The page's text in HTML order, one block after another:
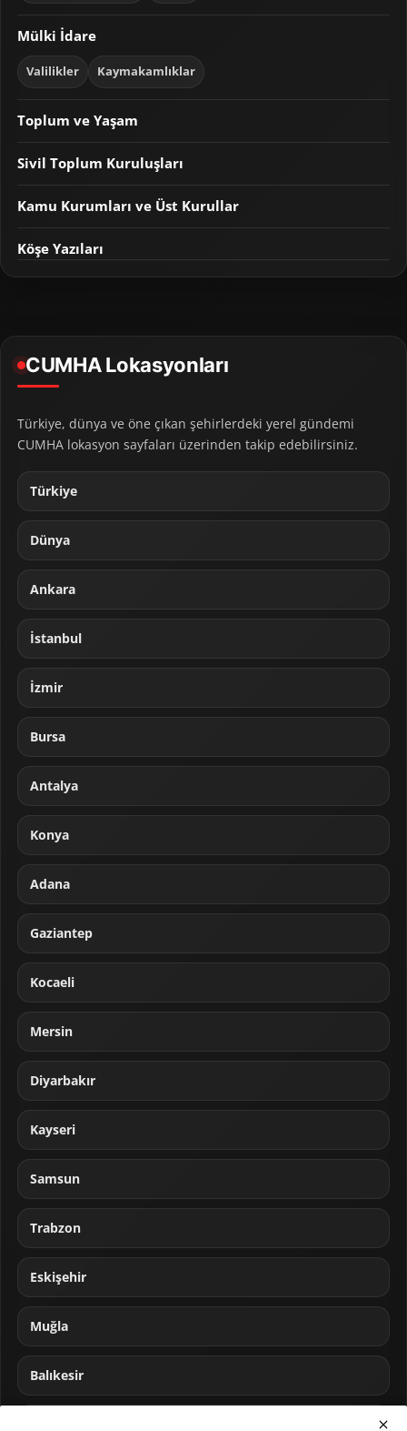
Mülki İdare
Valilikler Kaymakamlıklar
Toplum ve Yaşam
Sivil Toplum Kuruluşları
Kamu Kurumları ve Üst Kurullar
Köşe Yazıları
CUMHA Lokasyonları
Türkiye, dünya ve öne çıkan şehirlerdeki yerel gündemi
CUMHA lokasyon sayfaları üzerinden takip edebilirsiniz.
Türkiye
Dünya
Ankara
İstanbul
İzmir
Bursa
Antalya
Konya
Adana
Gaziantep
Kocaeli
Mersin
Diyarbakır
Kayseri
Samsun
Trabzon
Eskişehir
Muğla
Balıkesir